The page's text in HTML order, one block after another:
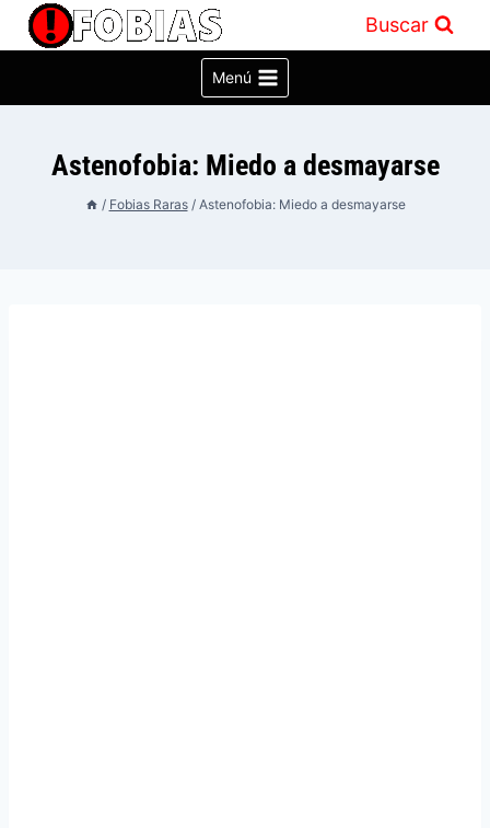
Saltar
Buscar
Menú
Astenofobia: Miedo a desmayarse
/ Fobias Raras / Astenofobia: Miedo a desmayarse